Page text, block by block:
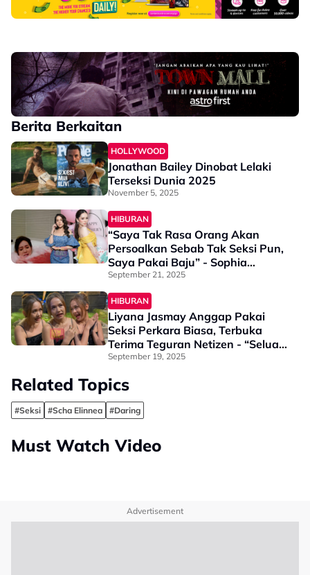
Berita Berkaitan
HOLLYWOOD
Jonathan Bailey Dinobat Lelaki
Terseksi Dunia 2025
November 5, 2025
HIBURAN
“Saya Tak Rasa Orang Akan
Persoalkan Sebab Tak Seksi Pun,
Saya Pakai Baju” - Sophia
Albarakbah
September 21, 2025
HIBURAN
Liyana Jasmay Anggap Pakai
Seksi Perkara Biasa, Terbuka
Terima Teguran Netizen - “Seluar
Pendek Memang Saya…”
September 19, 2025
Related Topics
#Seksi #Scha Elinnea #Daring
Must Watch Video
Advertisement